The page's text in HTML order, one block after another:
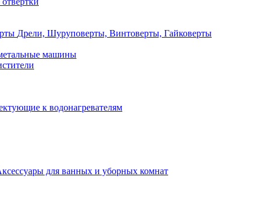
Дрели, Шуруповерты, Винтоверты, Гайковерты
машины
к водонагревателям
для ванных и уборных комнат